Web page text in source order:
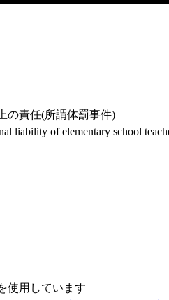
の責任(所謂体罰事件)
liability of elementary school
使用しています